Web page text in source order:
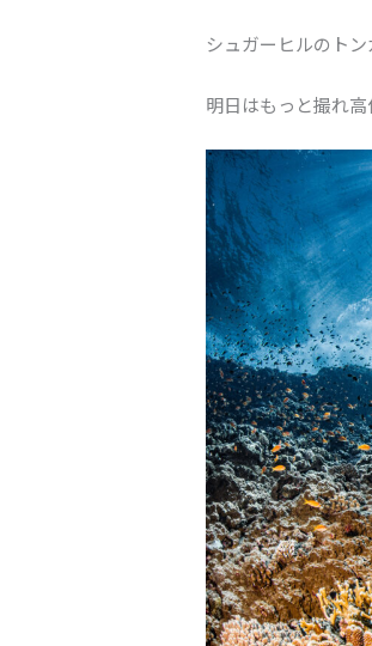
シュガーヒルのトン
明日はもっと撮れ